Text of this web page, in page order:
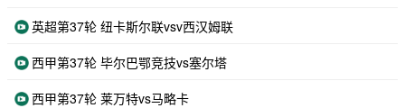
英超第37轮 纽卡斯尔联vsv西汉姆联
西甲第37轮 毕尔巴鄂竞技vs塞尔塔
西甲第37轮 莱万特vs马略卡